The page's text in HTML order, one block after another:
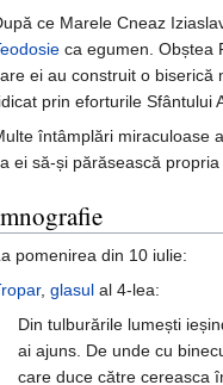
ce Marele Cneaz
ca egumen. Obștea
ei au construit o biserică
prin eforturile Sfântului
întâmplări miraculoase
ei să-și părăsească
pomenirea din 10 iulie:
, glasul al 4-lea:
Din tulburările lumești
ai ajuns. De unde cu
care duce către cereasca